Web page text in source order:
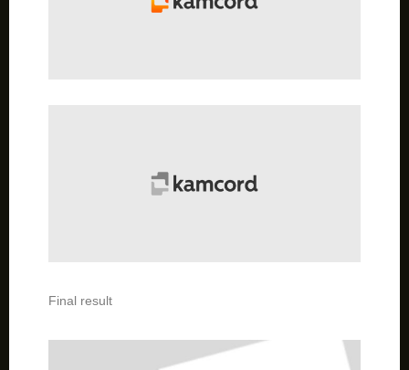
Final result